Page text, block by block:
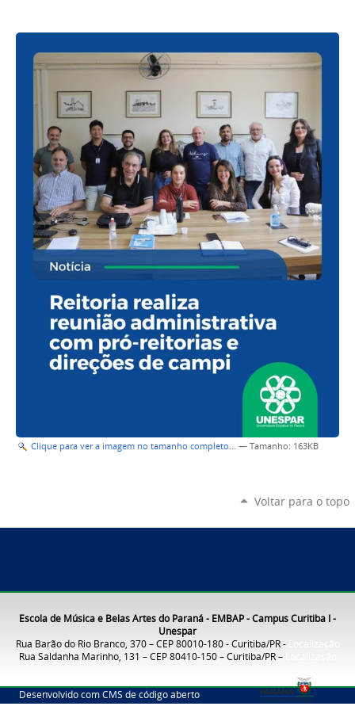
Clique para ver a imagem no tamanho completo… — Tamanho: 163KB
Voltar para o topo
Escola de Música e Belas Artes do Paraná - EMBAP - Campus Curitiba I -
Unespar
Rua Barão do Rio Branco, 370 – CEP 80010-180 - Curitiba/PR -
Rua Saldanha Marinho, 131 – CEP 80410-150 – Curitiba/PR –
Desenvolvido com CMS de código aberto